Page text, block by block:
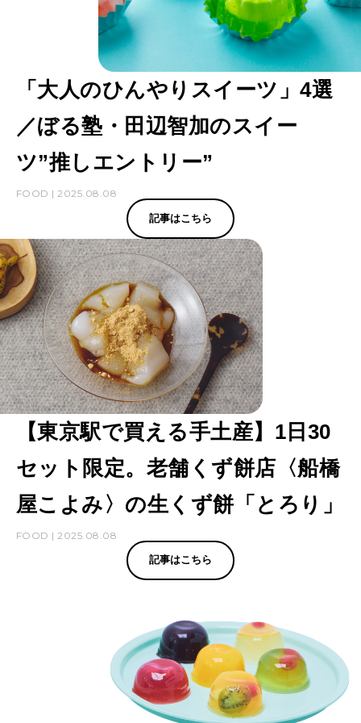
ゼ
リ
ー
ほ
1
1
選
「大人のひんやりスイーツ」4選
／ぼる塾・田辺智加のスイー
ツ”推しエントリー”
FOOD | 2025.08.08
記事はこちら
【東京駅で買える手土産】1日30
セット限定。老舗くず餅店〈船橋
屋こよみ〉の生くず餅「とろり」
FOOD | 2025.08.08
記事はこちら